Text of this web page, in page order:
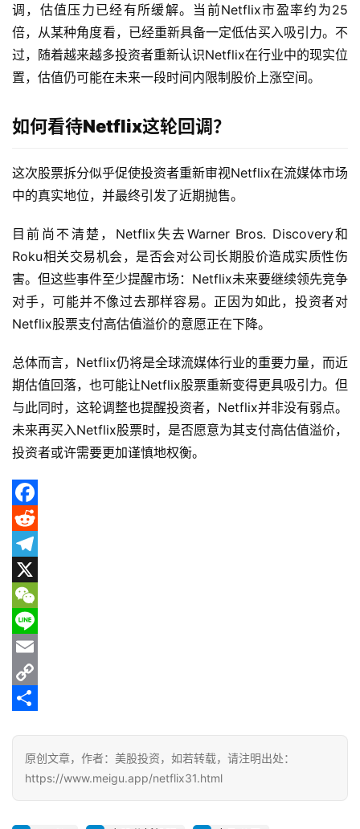
美
股
A
P
载
美
股
户
指
南
美
投
资
资
讯
调，估值压力已经有所缓解。当前Netflix市盈率约为25
倍，从某种角度看，已经重新具备一定低估买入吸引力。不
过，随着越来越多投资者重新认识Netflix在行业中的现实位
置，估值仍可能在未来一段时间内限制股价上涨空间。
如何看待Netflix这轮回调？
这次股票拆分似乎促使投资者重新审视Netflix在流媒体市场
中的真实地位，并最终引发了近期抛售。
目前尚不清楚，Netflix失去Warner Bros. Discovery和
Roku相关交易机会，是否会对公司长期股价造成实质性伤
害。但这些事件至少提醒市场：Netflix未来要继续领先竞争
对手，可能并不像过去那样容易。正因为如此，投资者对
Netflix股票支付高估值溢价的意愿正在下降。
总体而言，Netflix仍将是全球流媒体行业的重要力量，而近
期估值回落，也可能让Netflix股票重新变得更具吸引力。但
与此同时，这轮调整也提醒投资者，Netflix并非没有弱点。
未来再买入Netflix股票时，是否愿意为其支付高估值溢价，
投资者或许需要更加谨慎地权衡。
F
a
c
e
b
o
o
k
R
e
d
d
t
T
e
e
g
X
W
e
C
h
L
n
E
m
C
L
原创文章，作者：美股投资，如若转载，请注明出处：
https://www.meigu.app/netflix31.html